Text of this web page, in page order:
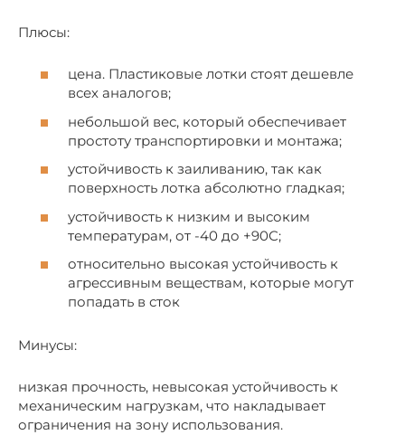
Плюсы:
цена. Пластиковые лотки стоят дешевле
всех аналогов;
небольшой вес, который обеспечивает
простоту транспортировки и монтажа;
устойчивость к заиливанию, так как
поверхность лотка абсолютно гладкая;
устойчивость к низким и высоким
температурам, от -40 до +90С;
относительно высокая устойчивость к
агрессивным веществам, которые могут
попадать в сток
Минусы:
низкая прочность, невысокая устойчивость к
механическим нагрузкам, что накладывает
ограничения на зону использования.